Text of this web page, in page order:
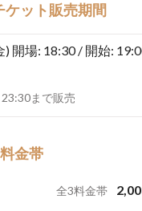
ット販売期間
) 開場: 18:30 / 開始:
まで販売
金帯
全3料金帯